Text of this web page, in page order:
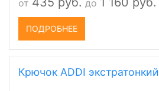
от до
ПОДРОБНЕЕ
Крючок ADDI экстратонкий